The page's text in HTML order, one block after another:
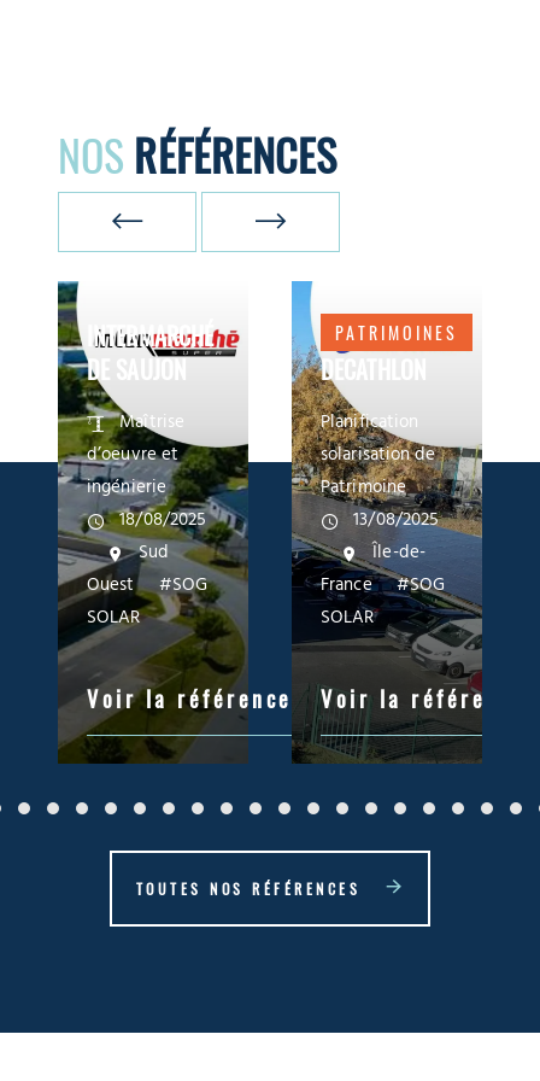
NOS RÉFÉRENCES
INTERMARCHÉ
DE SAUJON
Maîtrise
d’oeuvre et
ingénierie
18/08/2025
Sud
Ouest
#SOG
SOLAR
Voir la référence
PATRIMOINES
DECATHLON
Planification
solarisation de
Patrimoine
13/08/2025
Île-de-
France
#SOG
SOLAR
Voir la référence
TOUTES NOS RÉFÉRENCES